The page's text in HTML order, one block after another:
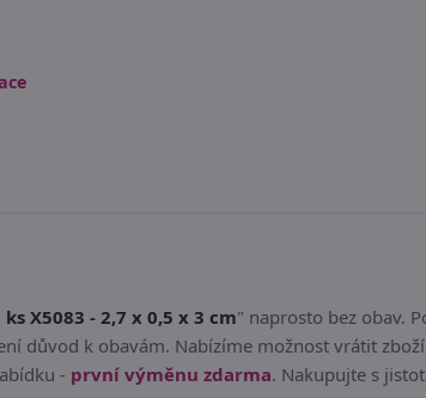
X5083 - 2,7 x 0,5 x 3 cm" naprosto bez obav.
důvod k obavám. Nabízíme možnost vrátit
- první výměnu zdarma. Nakupujte s